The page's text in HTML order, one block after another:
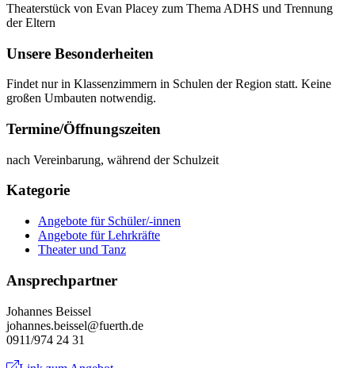
Theaterstück von Evan Placey zum Thema ADHS und Trennung
der Eltern
Unsere Besonderheiten
Findet nur in Klassenzimmern in Schulen der Region statt. Keine
großen Umbauten notwendig.
Termine/Öffnungszeiten
nach Vereinbarung, während der Schulzeit
Kategorie
Angebote für Schüler/-innen
Angebote für Lehrkräfte
Theater und Tanz
Ansprechpartner
Johannes Beissel
johannes.beissel@fuerth.de
0911/974 24 31